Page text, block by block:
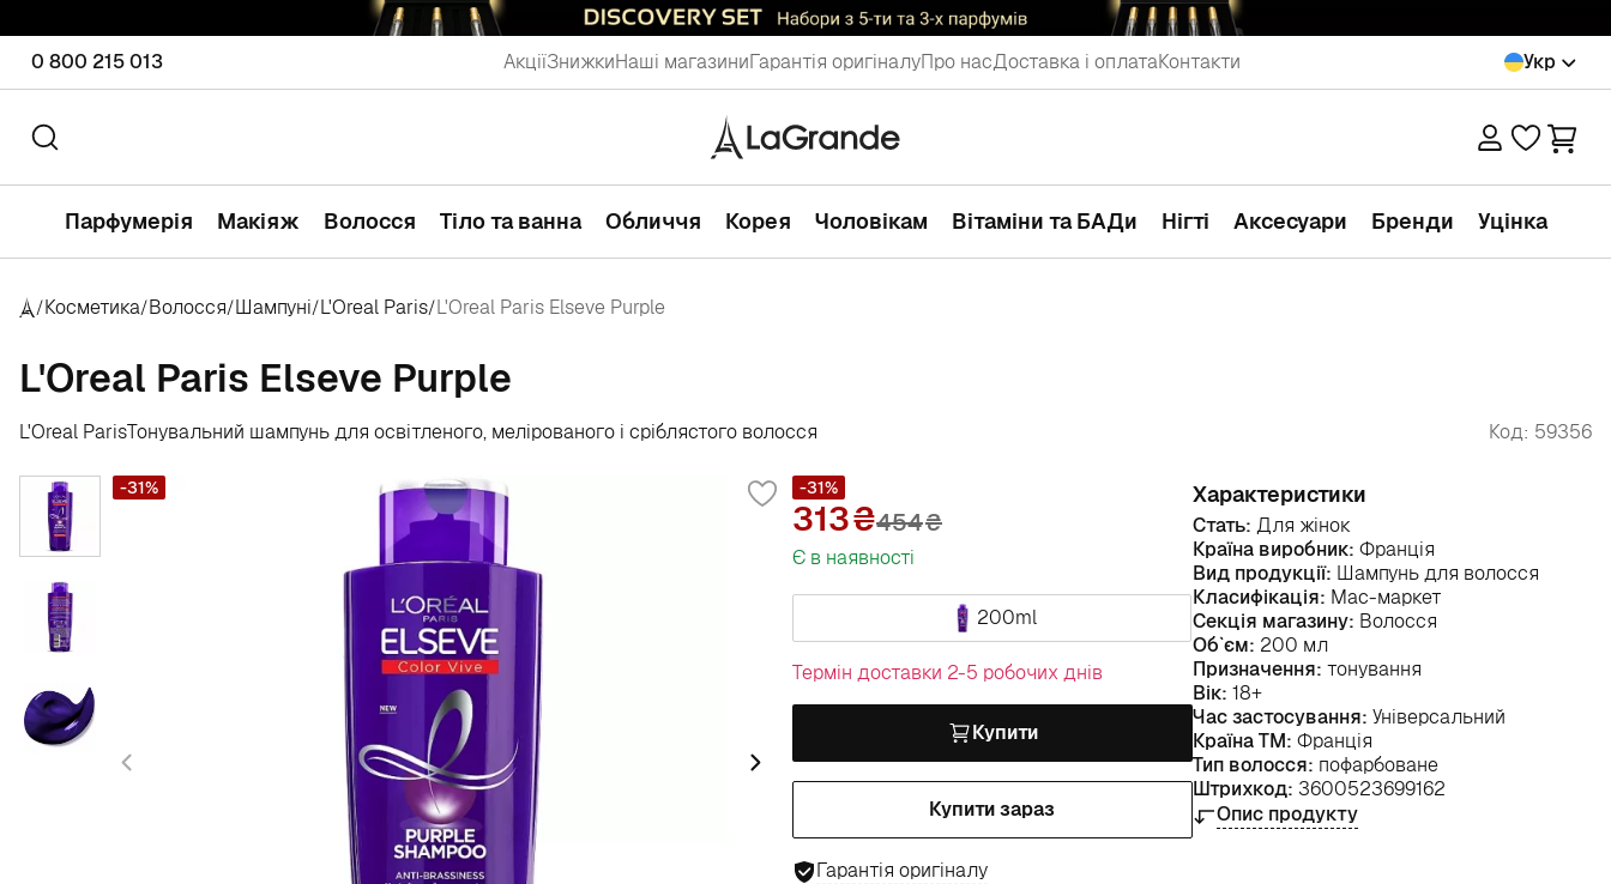
0 800 215 013 АкціїЗнижкиНаші магазиниГарантія оригіналуПро насДоставка і оплатаКонтакти Укр
Парфумерія Макіяж Волосся Тіло та ванна Обличчя Корея Чоловікам Вітаміни та БАДи Нігті Аксесуари Бренди Уцінка
/Косметика/Волосся/Шампуні/L'Oreal Paris/L'Oreal Paris Elseve Purple
L'Oreal Paris Elseve Purple
L'Oreal ParisТонувальний шампунь для освітленого, мелірованого і сріблястого волосся Код: 59356
-31% -31%
313 454₴
Є в наявності
200ml
Термін доставки 2-5 робочих днів
Купити
Купити зараз
Гарантія оригіналу
Характеристики
Стать: Для жінок
Країна виробник: Франція
Вид продукції: Шампунь для волосся
Класифікація: Мас-маркет
Секція магазину: Волосся
Об`єм: 200 мл
Призначення: тонування
Вік: 18+
Час застосування: Універсальний
Країна ТМ: Франція
Тип волосся: пофарбоване
Штрихкод: 3600523699162
Опис продукту